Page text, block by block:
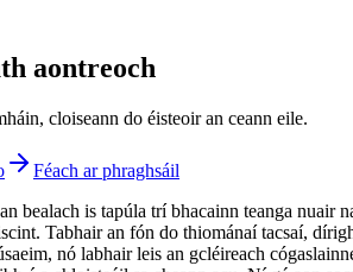
aontreoch
cloiseann do éisteoir an ceann eile.
Féach ar phraghsáil
bealach is tapúla trí bhacainn teanga nuair
Tabhair an fón do thiománaí tacsaí,
nó labhair leis an gcléireach